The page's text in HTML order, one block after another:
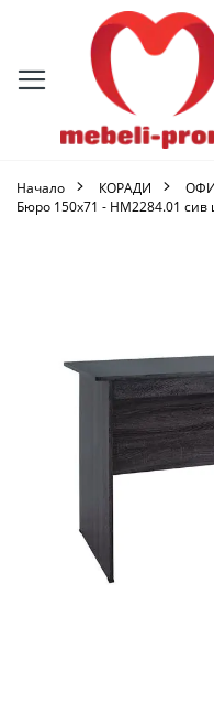
Начало КОРАДИ
Бюро 150x71 - HM2284.01 сив
изображенията